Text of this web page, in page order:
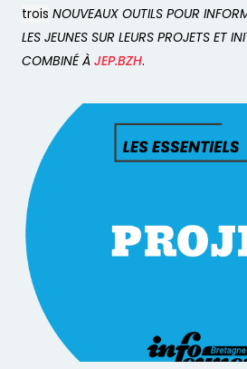
trois NOUVEAUX OUTILS POUR
LES JEUNES SUR LEURS PROJETS ET
COMBINÉ À JEP.BZH.